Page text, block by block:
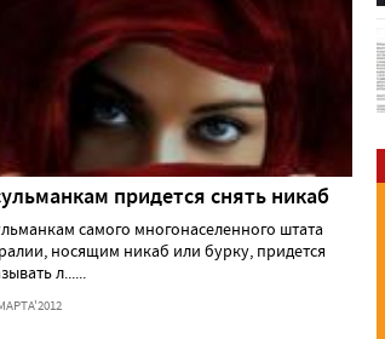
придется снять никаб
самого многонаселенного штата
носящим никаб или бурку, придется
л......